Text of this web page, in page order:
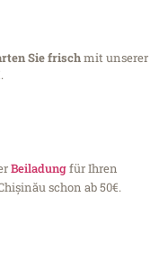
Sie frischmit unserer
Beiladungfür Ihren
schon ab 50€.